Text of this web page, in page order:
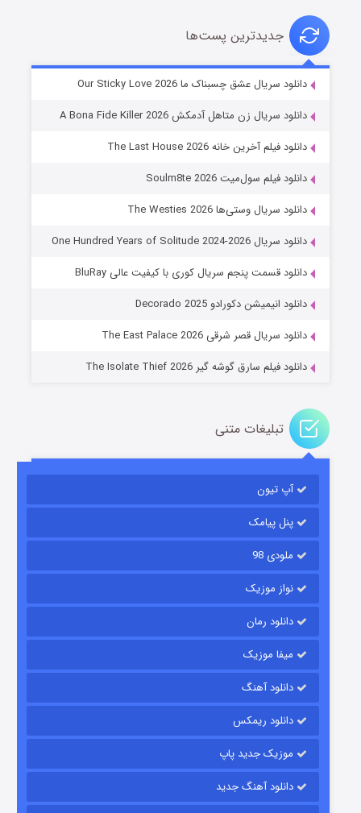
شوهر
عملیات آپارتمان
قسمت۲ (زیرنویس) منتشر شد
قسمت
جدیدترین پست‌ها
دانلود سریال عشق چسبناک ما Our Sticky Love 2026
دانلود سریال زن متاهل آدمکش A Bona Fide Killer 2026
دانلود فیلم آخرین خانه The Last House 2026
دانلود فیلم سول‌میت Soulm8te 2026
دانلود سریال وستی‌ها The Westies 2026
دانلود سریال One Hundred Years of Solitude 2024-2026
دانلود قسمت پنجم سریال کوری با کیفیت عالی BluRay
دانلود انیمیشن دکورادو Decorado 2025
دانلود سریال قصر شرقی The East Palace 2026
دانلود فیلم سارق گوشه گیر The Isolate Thief 2026
تبلیغات متنی
آپ تیون
پنل پیامک
ملودی 98
نواز موزیک
دانلود رمان
میفا موزیک
دانلود آهنگ
دانلود ریمکس
موزیک جدید پاپ
دانلود آهنگ جدید